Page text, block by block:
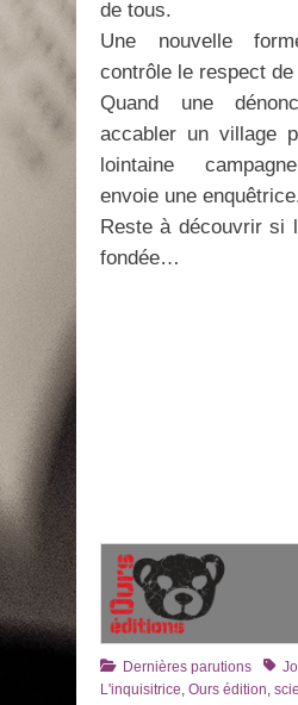
de tous.
Une nouvelle
contrôle le respect de
Quand une
accabler un village
lointaine
envoie une
Reste à découvrir si
fondée…
Catégories
Dernières parutions Tags
L'inquisitrice, Ours édition,